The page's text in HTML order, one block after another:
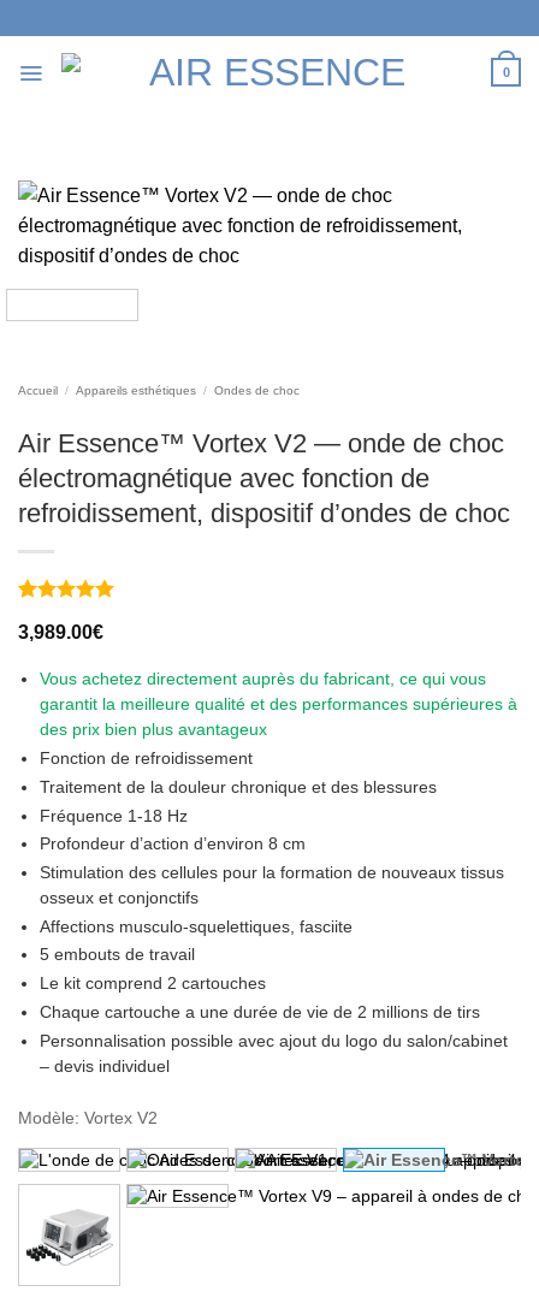
contenu
0
Accueil / Appareils esthétiques / Ondes de choc
Air Essence™ Vortex V2 — onde de choc
électromagnétique avec fonction de
refroidissement, dispositif d’ondes de choc
5 basé sur
client
3,989.00€
Vous achetez directement auprès du fabricant, ce qui vous
garantit la meilleure qualité et des performances supérieures à
des prix bien plus avantageux
Fonction de refroidissement
Traitement de la douleur chronique et des blessures
Fréquence 1-18 Hz
Profondeur d’action d’environ 8 cm
Stimulation des cellules pour la formation de nouveaux tissus
osseux et conjonctifs
Affections musculo‑squelettiques, fasciite
5 embouts de travail
Le kit comprend 2 cartouches
Chaque cartouche a une durée de vie de 2 millions de tirs
Personnalisation possible avec ajout du logo du salon/cabinet
– devis individuel
Modèle: Vortex V2